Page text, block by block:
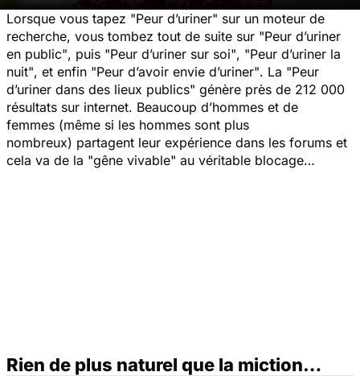
Lorsque vous tapez "Peur d’uriner" sur un moteur de
recherche, vous tombez tout de suite sur "Peur d’uriner
en public", puis "Peur d’uriner sur soi", "Peur d’uriner la
nuit", et enfin "Peur d’avoir envie d’uriner". La "Peur
d’uriner dans des lieux publics" génère près de 212 000
résultats sur internet. Beaucoup d’hommes et de
femmes (même si les hommes sont plus
nombreux) partagent leur expérience dans les forums et
cela va de la "gêne vivable" au véritable blocage…
Rien de plus naturel que la miction…